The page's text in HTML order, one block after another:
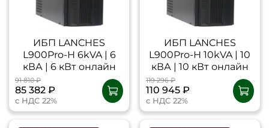
ИБП LANCHES
L900Pro-Н 6kVA | 6
кВА | 6 кВт онлайн
91 810 ₽
85 382 ₽
с НДС 22%
ИБП LANCHES
L900Pro-Н 10kVA | 10
кВА | 10 кВт онлайн
119 296 ₽
110 945 ₽
с НДС 22%